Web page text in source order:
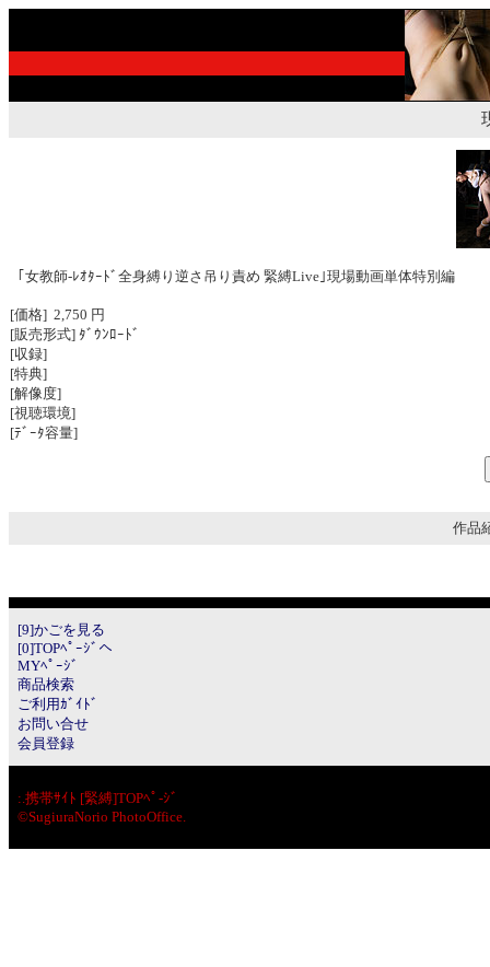
｢女教師-ﾚｵﾀｰﾄﾞ全身縛り逆さ吊り責め 緊縛Live｣現場動画単体特別編
[価格] 2,750 円
[販売形式] ﾀﾞｳﾝﾛｰﾄﾞ
[収録]
[特典]
[解像度]
[視聴環境]
[ﾃﾞｰﾀ容量]
作品
[9]かごを見る
[0]TOPﾍﾟｰｼﾞへ
MYﾍﾟｰｼﾞ
商品検索
ご利用ｶﾞｲﾄﾞ
お問い合せ
会員登録
:.携帯ｻｲﾄ [緊縛]TOPﾍﾟ-ｼﾞ
©SugiuraNorio PhotoOffice.